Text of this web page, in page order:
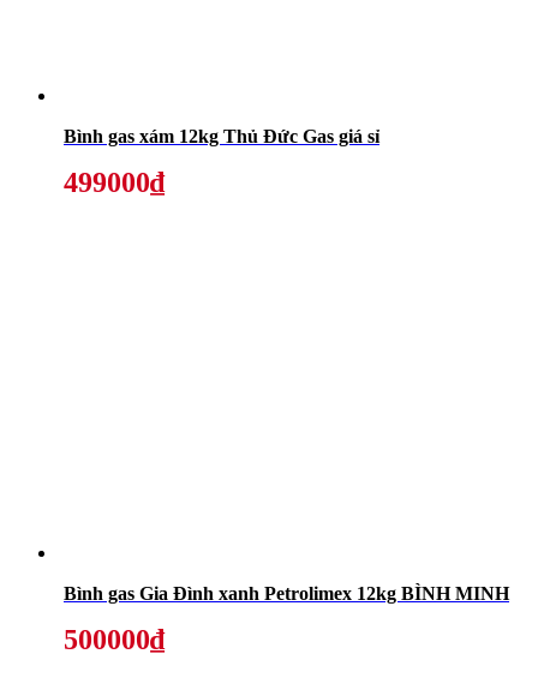
Bình gas xám 12kg Thủ Đức Gas giá sỉ
499000₫
Bình gas Gia Đình xanh Petrolimex 12kg BÌNH MINH
500000₫